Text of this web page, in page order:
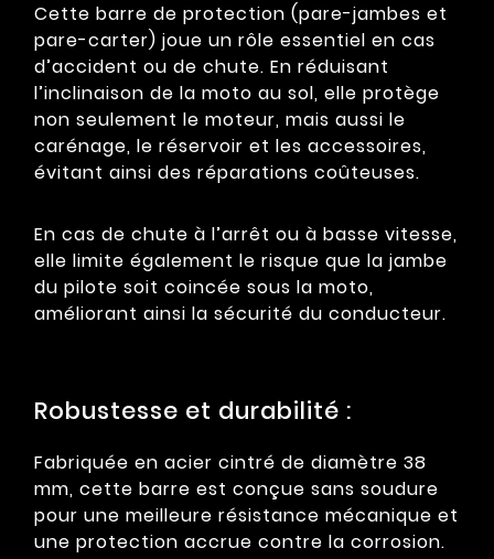
Cette barre de protection (pare-jambes et
pare-carter) joue un rôle essentiel en cas
d’accident ou de chute. En réduisant
l’inclinaison de la moto au sol, elle protège
non seulement le moteur, mais aussi le
carénage, le réservoir et les accessoires,
évitant ainsi des réparations coûteuses.
En cas de chute à l’arrêt ou à basse vitesse,
elle limite également le risque que la jambe
du pilote soit coincée sous la moto,
améliorant ainsi la sécurité du conducteur.
Robustesse et durabilité :
Fabriquée en acier cintré de diamètre 38
mm, cette barre est conçue sans soudure
pour une meilleure résistance mécanique et
une protection accrue contre la corrosion.